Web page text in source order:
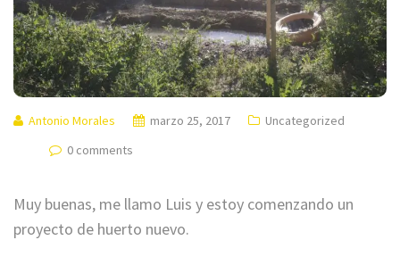
Antonio Morales marzo 25, 2017
Uncategorized
0 comments
Muy buenas, me llamo Luis y estoy comenzando un
proyecto de huerto nuevo.